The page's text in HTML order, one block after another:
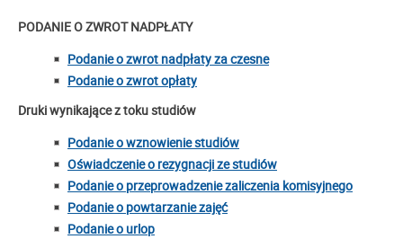
PODANIE O ZWROT NADPŁATY
Podanie o zwrot nadpłaty za czesne
Podanie o zwrot opłaty
Druki wynikające z toku studiów
Podanie o wznowienie studiów
Oświadczenie o rezygnacji ze studiów
Podanie o przeprowadzenie zaliczenia komisyjnego
Podanie o powtarzanie zajęć
Podanie o urlop